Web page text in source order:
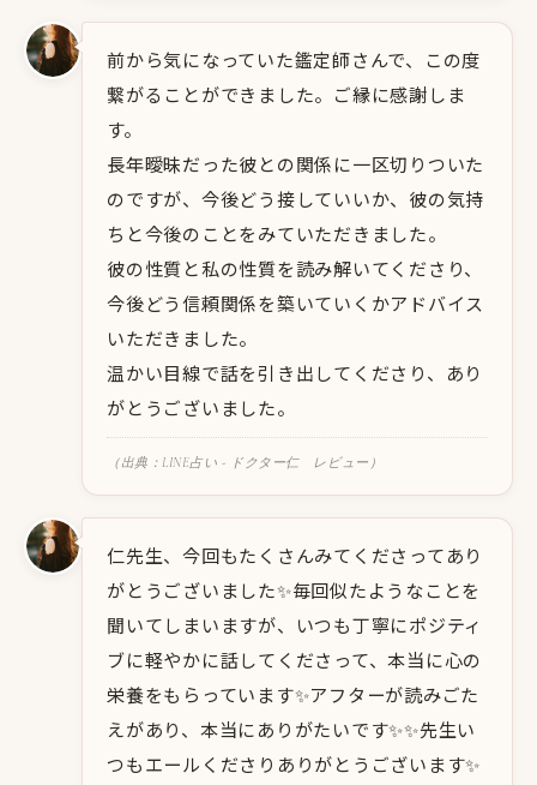
前から気になっていた鑑定師さんで、この度
繋がることができました。ご縁に感謝しま
す。
長年曖昧だった彼との関係に一区切りついた
のですが、今後どう接していいか、彼の気持
ちと今後のことをみていただきました。
彼の性質と私の性質を読み解いてくださり、
今後どう信頼関係を築いていくかアドバイス
いただきました。
温かい目線で話を引き出してくださり、あり
がとうございました。
（出典：LINE占い - ドクター仁 レビュー）
仁先生、今回もたくさんみてくださってあり
がとうございました✨️毎回似たようなことを
聞いてしまいますが、いつも丁寧にポジティ
ブに軽やかに話してくださって、本当に心の
栄養をもらっています✨️アフターが読みごた
えがあり、本当にありがたいです✨️✨️先生い
つもエールくださりありがとうございます✨